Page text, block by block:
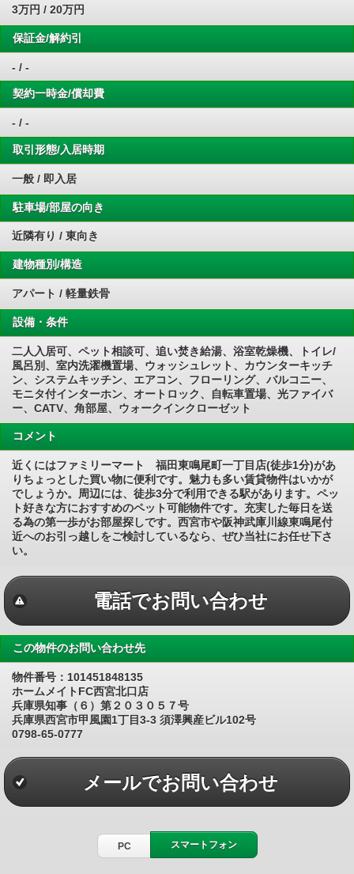
3万円 / 20万円
保証金/解約引
- / -
契約一時金/償却費
- / -
取引形態/入居時期
一般 / 即入居
駐車場/部屋の向き
近隣有り / 東向き
建物種別/構造
アパート / 軽量鉄骨
設備・条件
二人入居可、ペット相談可、追い焚き給湯、浴室乾燥機、トイレ/
風呂別、室内洗濯機置場、ウォッシュレット、カウンターキッチ
ン、システムキッチン、エアコン、フローリング、バルコニー、
モニタ付インターホン、オートロック、自転車置場、光ファイバ
ー、CATV、角部屋、ウォークインクローゼット
コメント
近くにはファミリーマート 福田東鳴尾町一丁目店(徒歩1分)があ
りちょっとした買い物に便利です。魅力も多い賃貸物件はいかが
でしょうか。周辺には、徒歩3分で利用できる駅があります。ペッ
ト好きな方におすすめのペット可能物件です。充実した毎日を送
る為の第一歩がお部屋探しです。西宮市や阪神武庫川線東鳴尾付
近へのお引っ越しをご検討しているなら、ぜひ当社にお任せ下さ
い。
電話でお問い合わせ
この物件のお問い合わせ先
物件番号：101451848135
ホームメイトFC西宮北口店
兵庫県知事（６）第２０３０５７号
兵庫県西宮市甲風園1丁目3-3 須澤興産ビル102号
0798-65-0777
メールでお問い合わせ
PC スマートフォン